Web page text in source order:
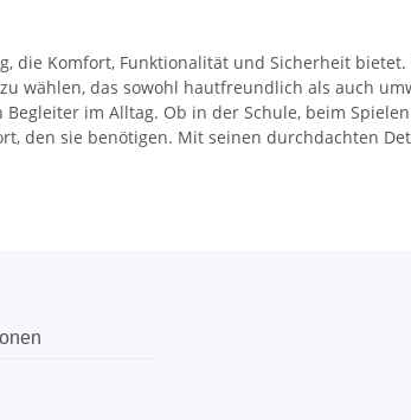
die Komfort, Funktionalität und Sicherheit
wählen, das sowohl hautfreundlich als auch
im Alltag. Ob in der Schule, beim
den sie benötigen. Mit seinen durchdachten